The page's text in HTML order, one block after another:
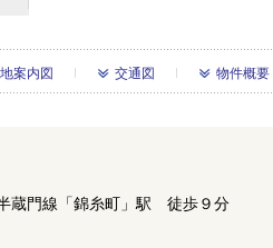
案内図 交通図 物件概要
蔵門線「錦糸町」駅 徒歩９分